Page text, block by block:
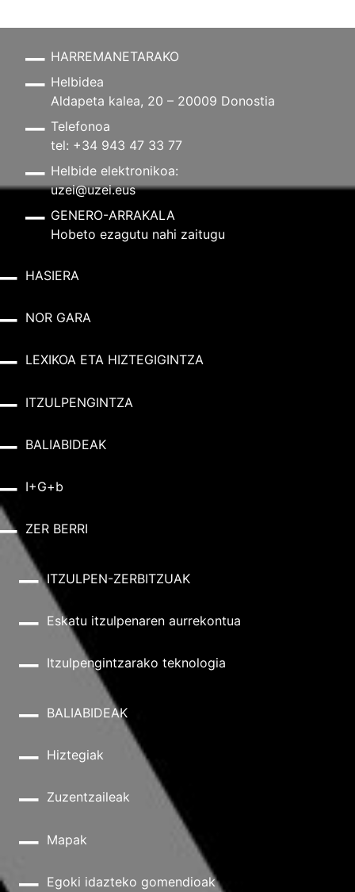
HARREMANETARAKO
Helbidea
Aldapeta kalea, 20 – 20009 Donostia
Telefonoa
tel: +34 943 47 33 77
Helbide elektronikoa:
uzei@uzei.eus
GENERO-ARRAKALA
Hobeto ezagutu nahi zaitugu
HASIERA
NOR GARA
LEXIKOA ETA HIZTEGIGINTZA
ITZULPENGINTZA
BALIABIDEAK
I+G+b
ZER BERRI
ITZULPEN-ZERBITZUAK
Eskatu itzulpenaren aurrekontua
Itzulpengintzarako teknologia
BALIABIDEAK
Hiztegiak
Zuzentzaileak
Mapak
Egoki idazteko gomendioak